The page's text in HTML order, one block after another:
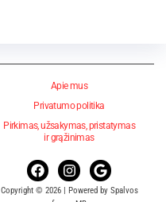
Apie mus
Privatumo politika
Pirkimas, užsakymas, pristatymas
ir grąžinimas
Copyright © 2026 | Powered by Spalvos